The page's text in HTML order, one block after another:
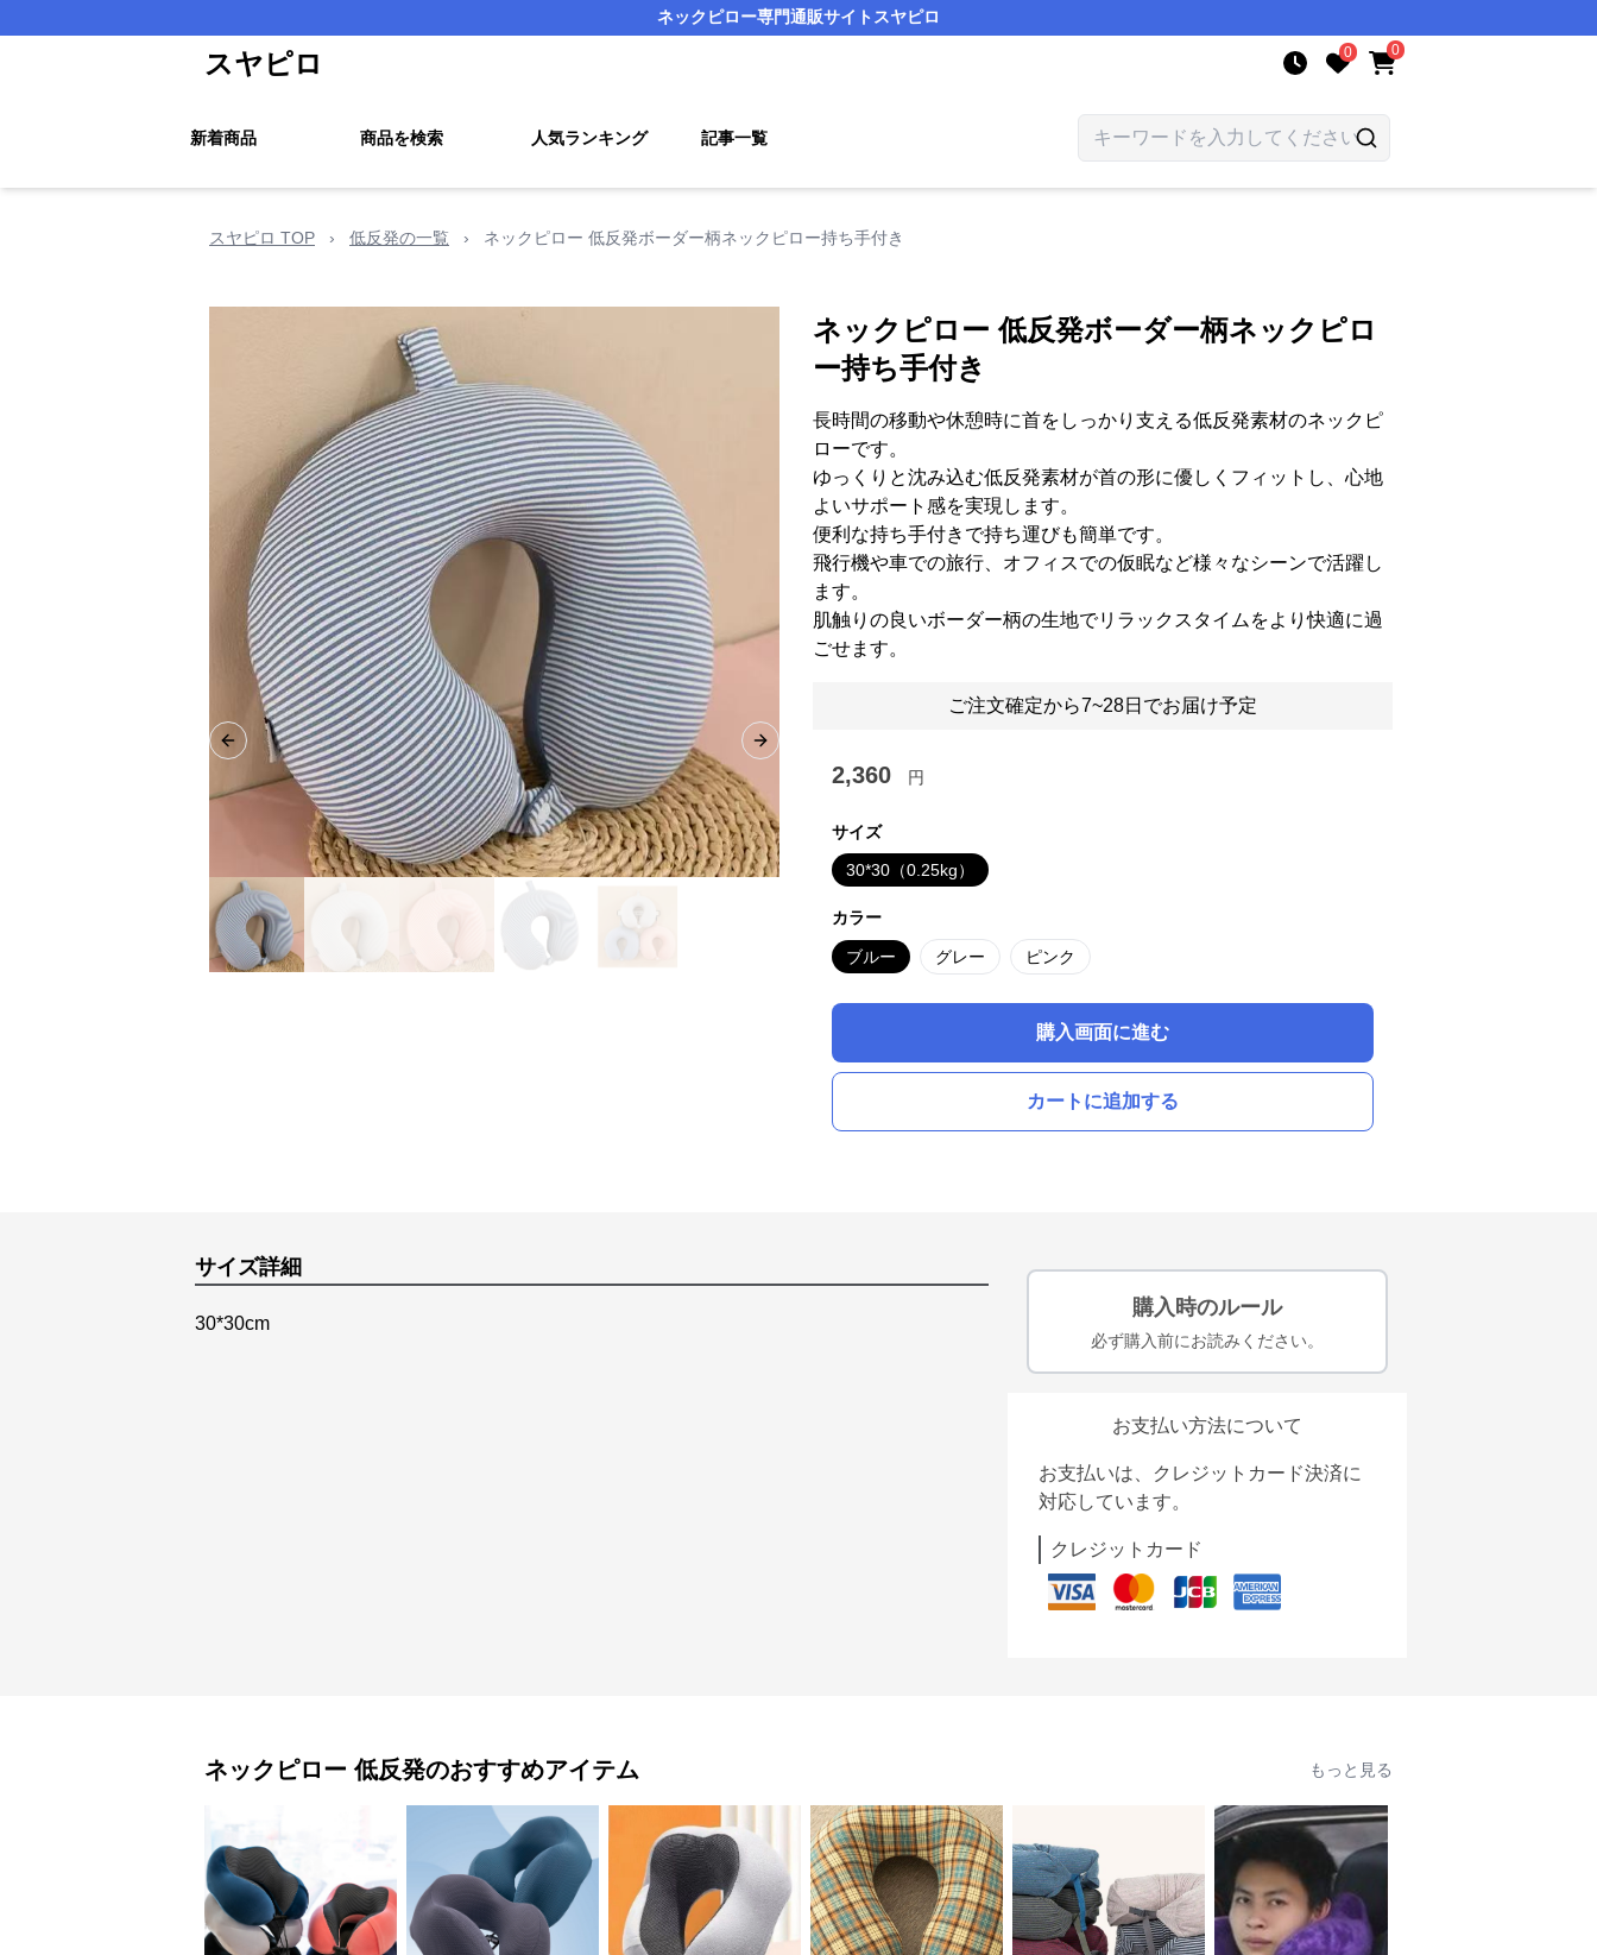
ネックピロー専門通販サイト スヤピロ
スヤピロ 0 0
新着商品 商品を検索 人気ランキング 記事一覧
スヤピロ TOP › 低反発の一覧 › ネックピロー 低反発ボーダー柄ネックピロー持ち手付き
Previous slide Next slide
ネックピロー 低反発ボーダー柄ネックピロ
ー持ち手付き
長時間の移動や休憩時に首をしっかり支える低反発素材のネックピ
ローです。
ゆっくりと沈み込む低反発素材が首の形に優しくフィットし、心地
よいサポート感を実現します。
便利な持ち手付きで持ち運びも簡単です。
飛行機や車での旅行、オフィスでの仮眠など様々なシーンで活躍し
ます。
肌触りの良いボーダー柄の生地でリラックスタイムをより快適に過
ごせます。
ご注文確定から7~28日でお届け予定
2,360 円
サイズ
30*30（0.25kg）
カラー
ブルー グレー ピンク
購入画面に進む
カートに追加する
サイズ詳細
30*30cm
購入時のルール
必ず購入前にお読みください。
お支払い方法について
お支払いは、クレジットカード決済に
対応しています。
クレジットカード
ネックピロー 低反発のおすすめアイテム もっと見る